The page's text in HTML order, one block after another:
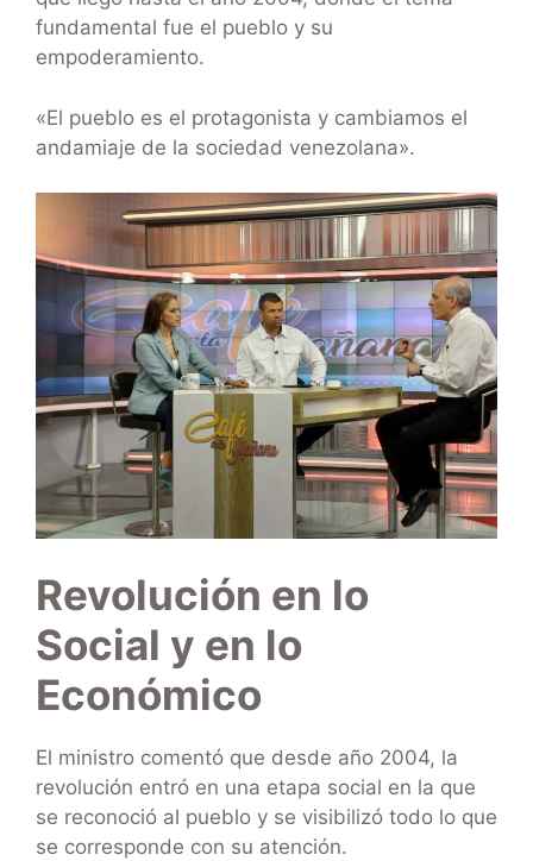
fundamental fue el pueblo y su
empoderamiento.
«El pueblo es el protagonista y cambiamos el
andamiaje de la sociedad venezolana».
Revolución en lo
Social y en lo
Económico
El ministro comentó que desde año 2004, la
revolución entró en una etapa social en la que
se reconoció al pueblo y se visibilizó todo lo que
se corresponde con su atención.